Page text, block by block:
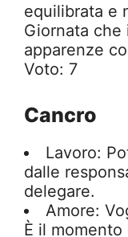
equilibrata e
Giornata che
apparenze
Voto: 7
Cancro
Lavoro:
dalle
delegare.
Amore:
È il